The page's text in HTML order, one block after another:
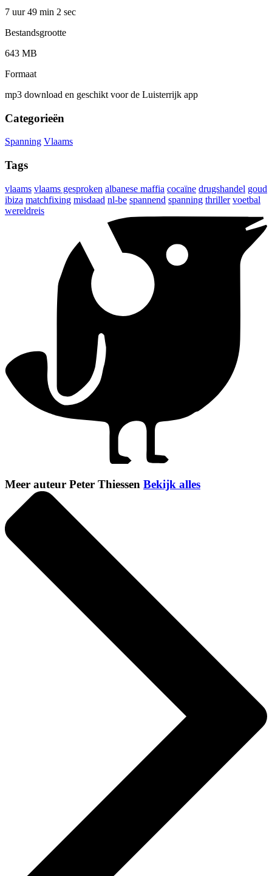
7 uur 49 min 2 sec
Bestandsgrootte
643 MB
Formaat
mp3 download en geschikt voor de Luisterrijk app
Categorieën
Spanning Vlaams
Tags
vlaams vlaams gesproken albanese maffia cocaïne drugshandel goud
ibiza matchfixing misdaad nl-be spannend spanning thriller voetbal
wereldreis
Meer auteur Peter Thiessen Bekijk alles